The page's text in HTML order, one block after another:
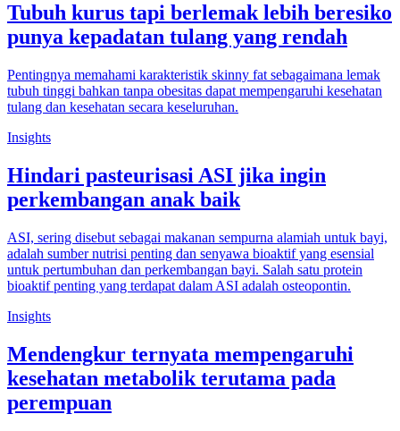
Tubuh kurus tapi berlemak lebih beresiko
punya kepadatan tulang yang rendah
Pentingnya memahami karakteristik skinny fat sebagaimana lemak
tubuh tinggi bahkan tanpa obesitas dapat mempengaruhi kesehatan
tulang dan kesehatan secara keseluruhan.
Insights
Hindari pasteurisasi ASI jika ingin
perkembangan anak baik
ASI, sering disebut sebagai makanan sempurna alamiah untuk bayi,
adalah sumber nutrisi penting dan senyawa bioaktif yang esensial
untuk pertumbuhan dan perkembangan bayi. Salah satu protein
bioaktif penting yang terdapat dalam ASI adalah osteopontin.
Insights
Mendengkur ternyata mempengaruhi
kesehatan metabolik terutama pada
perempuan